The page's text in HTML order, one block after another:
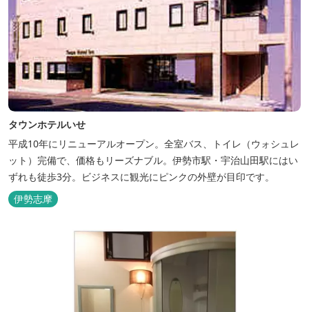
タウンホテルいせ
平成10年にリニューアルオープン。全室バス、トイレ（ウォシュレ
ット）完備で、価格もリーズナブル。伊勢市駅・宇治山田駅にはい
ずれも徒歩3分。ビジネスに観光にピンクの外壁が目印です。
伊勢志摩